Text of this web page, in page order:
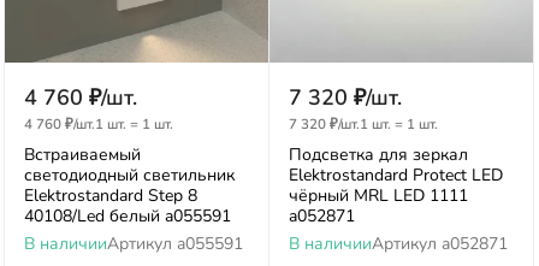
4 760 ₽/шт.
4 760₽/шт.1 шт. = 1 шт.
Встраиваемый
светодиодный светильник
Elektrostandard Step 8
40108/Led белый a055591
В наличииАртикул a055591
7 320 ₽/шт.
7 320₽/шт.1 шт. = 1 шт.
Подсветка для зеркал
Elektrostandard Protect LED
чёрный MRL LED 1111
a052871
В наличииАртикул a052871